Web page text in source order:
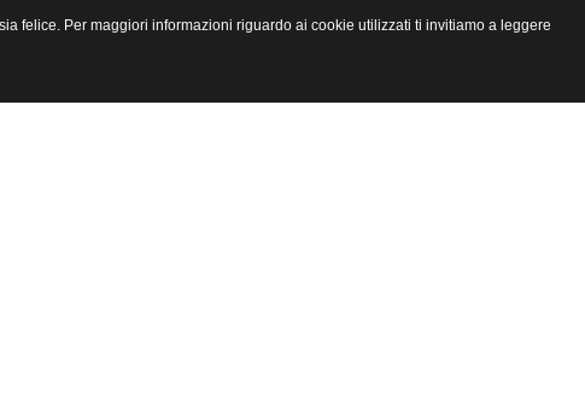
felice. Per maggiori informazioni riguardo ai cookie utilizzati ti invitiamo a leggere